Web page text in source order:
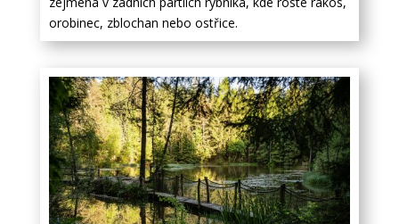
orobinec, zblochan nebo ostřice.